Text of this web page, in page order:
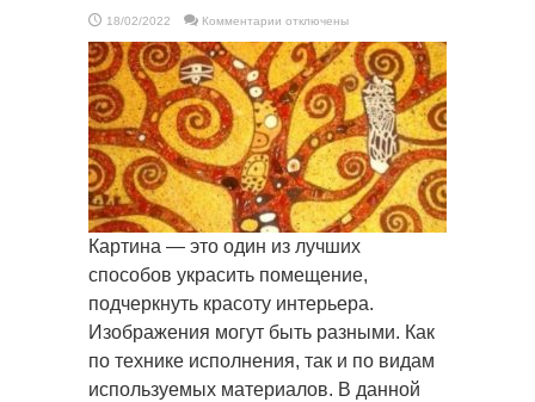
18/02/2022 Комментарии
Три
вида
модульных
картин
из
янтаря,
которые
вы
можете
приобрести
в
мастерской
«Янтарная
Комната»
отключены
Картина — это один из лучших
способов украсить помещение,
подчеркнуть красоту интерьера.
Изображения могут быть разными. Как
по технике исполнения, так и по видам
используемых материалов. В данной